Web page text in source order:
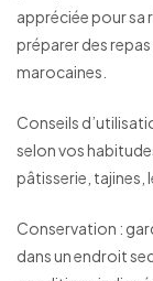
appréciée pour sa
préparer des
marocaines.
Conseils
selon vos
pâtisserie, tajines,
Conservation :
dans un endroit